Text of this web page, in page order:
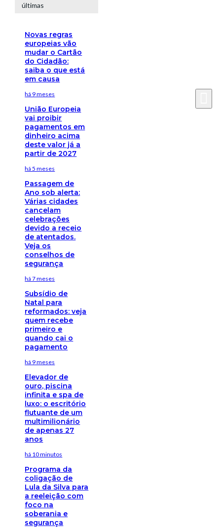
últimas
Novas regras
europeias vão
mudar o Cartão
do Cidadão:
saiba o que está
em causa
há 9 meses
União Europeia
vai proibir
pagamentos em
dinheiro acima
deste valor já a
partir de 2027
há 5 meses
Passagem de
Ano sob alerta:
Várias cidades
cancelam
celebrações
devido a receio
de atentados.
Veja os
conselhos de
segurança
há 7 meses
Subsídio de
Natal para
reformados: veja
quem recebe
primeiro e
quando cai o
pagamento
há 9 meses
Elevador de
ouro, piscina
infinita e spa de
luxo: o escritório
flutuante de um
multimilionário
de apenas 27
anos
há 10 minutos
Programa da
coligação de
Lula da Silva para
a reeleição com
foco na
soberania e
segurança